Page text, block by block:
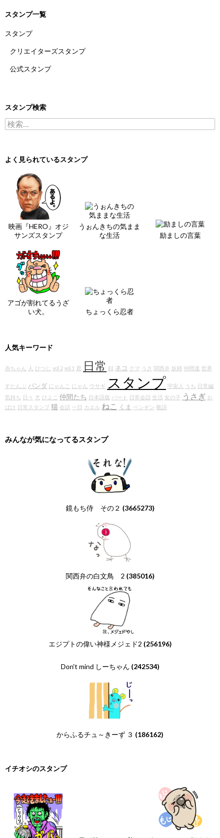
スタンプ一覧
スタンプ
クリエイターズスタンプ
公式スタンプ
スタンプ検索
検索:
よく見られているスタンプ
映画『HERO』オジ
サンズスタンプ
うぉんきちの気まま
な生活
励ましの言葉
アゴが割れてるうざ
い犬。
ちょっくら忍者
人気キーワード
赤ちゃん 人 ひつじ vol.2 vol.1 君 日常 顔 ネコ クマ うさ 関西弁 妖精 仲間達 世界
すたんぷ パンダ にゃんこ にゃん ウサギ スタンプ 宇宙人 うち 日常編
気持ち 日々 犬 ひよこ 仲間たち 日本語版 パート 日常会話 生活 女の子 うさぎ お
ばけ 日常スタンプ 猫 会話 一日 カエル ねこ くま ペンギン 敬語
みんなが気になってるスタンプ
鏡もち侍 その２ (3665273)
関西弁の白文鳥 2 (385016)
エジプトの偉い神様メジェド2 (256196)
Don't mind しーちゃん (242534)
からふるチュ～きーず ３ (186162)
イチオシのスタンプ